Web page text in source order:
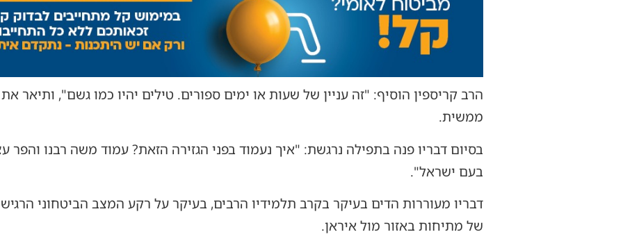
הרב קריספין הוסיף: "זה עניין של שעות או ימים ספורים. טילים יהיו כמו גשם", ותיאר
ממשית.
בסיום דבריו פנה בתפילה נרגשת: "איך נעמוד בפני הגזירה הזאת? עמוד משה רבנו
בעם ישראל".
דבריו מעוררות הדים בעיקר בקרב תלמידיו הרבים, בעיקר על רקע המצב הביטחוני
של מתיחות באזור מול איראן.